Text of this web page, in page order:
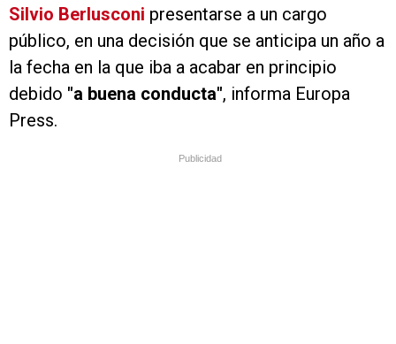
Silvio Berlusconi presentarse a un cargo
público, en una decisión que se anticipa un año a
la fecha en la que iba a acabar en principio
debido "a buena conducta", informa Europa
Press.
Publicidad